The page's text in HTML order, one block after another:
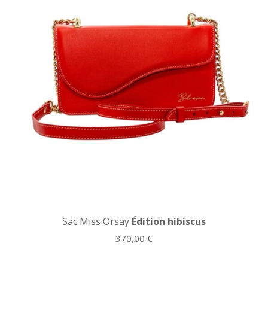
Sac Miss Orsay Édition hibiscus
370,00 €